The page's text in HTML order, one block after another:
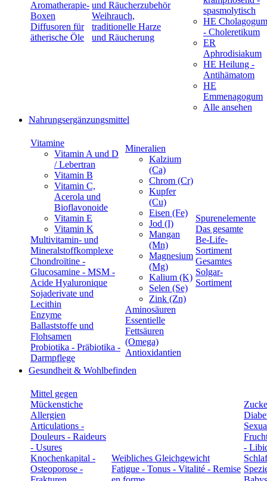
Aromatherapie-
Boxen
Diffusoren für
ätherische Öle
und Räucherzubehör
Weihrauch,
traditionelle Harze
und Räucherung
spasmolytisch
HE Cholagogum
- Choleretikum
ER
Aphrodisiakum
HE Heilung -
Antihämatom
HE
Emmenagogum
Alle ansehen
Nahrungsergänzungsmittel
Vitamine
Vitamin A und D
/ Lebertran
Vitamin B
Vitamin C,
Acerola und
Bioflavonoide
Vitamin E
Vitamin K
Multivitamin- und
Mineralstoffkomplexe
Chondroïtine -
Glucosamine - MSM -
Acide Hyaluronique
Sojaderivate und
Lecithin
Enzyme
Ballaststoffe und
Flohsamen
Probiotika - Präbiotika -
Darmpflege
Mineralien
Kalzium
(Ca)
Chrom (Cr)
Kupfer
(Cu)
Eisen (Fe)
Jod (I)
Mangan
(Mn)
Magnesium
(Mg)
Kalium (K)
Selen (Se)
Zink (Zn)
Aminosäuren
Essentielle
Fettsäuren
(Omega)
Antioxidantien
Spurenelemente
Das gesamte
Be-Life-
Sortiment
Gesamtes
Solgar-
Sortiment
Gesundheit & Wohlbefinden
Mittel gegen
Mückenstiche
Allergien
Articulations -
Douleurs - Raideurs
- Usures
Knochenkapital -
Osteoporose -
Weibliches Gleichgewicht
Fatigue - Tonus - Vitalité - Remise
-